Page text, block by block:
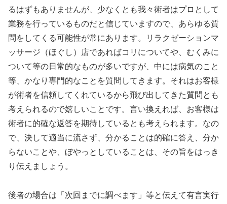
るはずもありませんが、少なくとも我々術者はプロとして
業務を行っているものだと信じていますので、あらゆる質
問をしてくる可能性が常にあります。リラクゼーションマ
ッサージ（ほぐし）店であればコリについてや、むくみに
ついて等の日常的なものが多いですが、中には病気のこと
等、かなり専門的なことを質問してきます。それはお客様
が術者を信頼してくれているから飛び出してきた質問とも
考えられるので嬉しいことです。言い換えれば、お客様は
術者に的確な返答を期待しているとも考えられます。なの
で、決して適当に流さず、分かることは的確に答え、分か
らないことや、ぼやっとしていることは、その旨をはっき
り伝えましょう。
後者の場合は「次回までに調べます」等と伝えて有言実行